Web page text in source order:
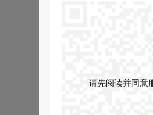
请先阅读并同意